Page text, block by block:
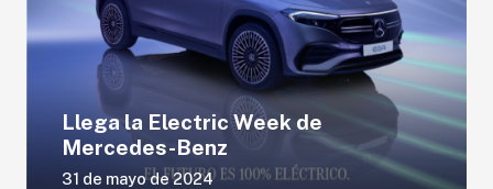
Llega la Electric Week de
Mercedes-Benz
31 de mayo de 2024